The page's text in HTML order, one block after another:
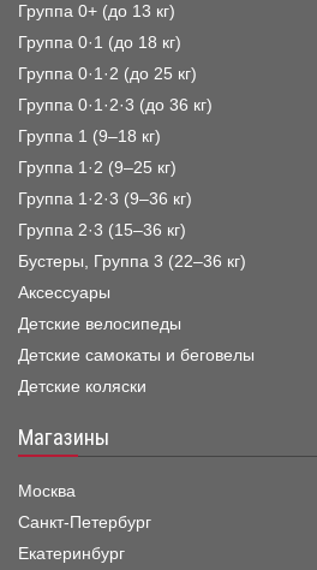
Группа 0+ (до 13 кг)
Группа 0·1 (до 18 кг)
Группа 0·1·2 (до 25 кг)
Группа 0·1·2·3 (до 36 кг)
Группа 1 (9–18 кг)
Группа 1·2 (9–25 кг)
Группа 1·2·3 (9–36 кг)
Группа 2·3 (15–36 кг)
Бустеры, Группа 3 (22–36 кг)
Аксессуары
Детские велосипеды
Детские самокаты и беговелы
Детские коляски
Магазины
Москва
Санкт-Петербург
Екатеринбург